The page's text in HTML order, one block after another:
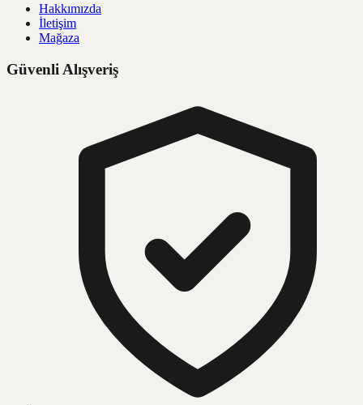
Hakkımızda
İletişim
Mağaza
Güvenli Alışveriş